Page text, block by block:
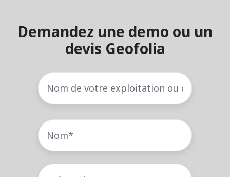
Demandez une demo ou un
devis Geofolia